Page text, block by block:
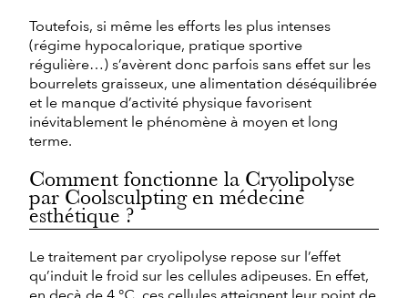
Toutefois, si même les efforts les plus intenses
(régime hypocalorique, pratique sportive
régulière…) s’avèrent donc parfois sans effet sur les
bourrelets graisseux, une alimentation déséquilibrée
et le manque d’activité physique favorisent
inévitablement le phénomène à moyen et long
terme.
Comment fonctionne la Cryolipolyse
par Coolsculpting en médecine
esthétique ?
Le traitement par cryolipolyse repose sur l’effet
qu’induit le froid sur les cellules adipeuses. En effet,